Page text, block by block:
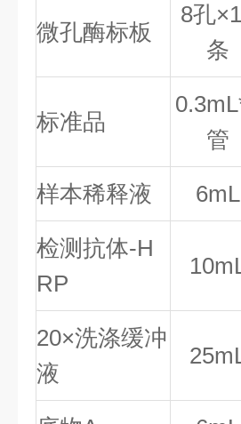
微孔酶标板
8孔×
条
标准品
0.3
管
样本稀释液 6mL
检测抗体-H
RP
20×洗涤缓冲
液